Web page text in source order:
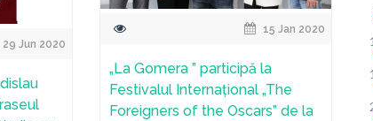
29 Jun 2020
15 Jan 2020
„La Gomera ” participă la
Festivalul Internațional „The
Foreigners of the Oscars” de la